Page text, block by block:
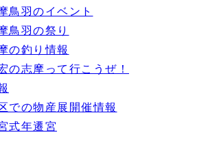
鳥羽のイベント
鳥羽の祭り
の釣り情報
の志摩って行こうぜ！
での物産展開催情報
式年遷宮